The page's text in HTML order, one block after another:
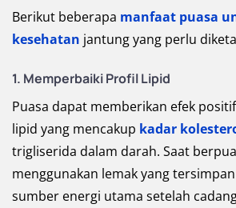
Berikut beberapa manfaat puasa
kesehatan jantung yang perlu
1. Memperbaiki Profil Lipid
Puasa dapat memberikan efek
lipid yang mencakup kadar
trigliserida dalam darah. Saat
menggunakan lemak yang
sumber energi utama setelah